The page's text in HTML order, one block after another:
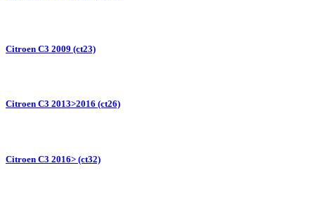
Citroen C3 2009 (ct23)
Citroen C3 2013>2016 (ct26)
Citroen C3 2016> (ct32)